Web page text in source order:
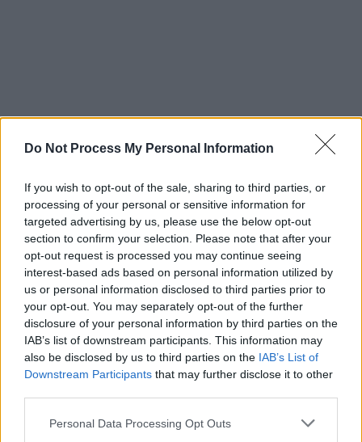
Do Not Process My Personal Information
If you wish to opt-out of the sale, sharing to third parties, or
processing of your personal or sensitive information for
targeted advertising by us, please use the below opt-out
section to confirm your selection. Please note that after your
opt-out request is processed you may continue seeing
interest-based ads based on personal information utilized by
us or personal information disclosed to third parties prior to
your opt-out. You may separately opt-out of the further
disclosure of your personal information by third parties on the
IAB’s list of downstream participants. This information may
also be disclosed by us to third parties on the IAB’s List of
Downstream Participants that may further disclose it to other
Personal Data Processing Opt Outs
Schauspieler/inTom Mikulla
Tom Mikulla
Sender
Datum
Uhrzeit
Titel
Sparte
In aller Freundschaft
Pfleger Kris Haas staunt nicht schlecht, als Clara